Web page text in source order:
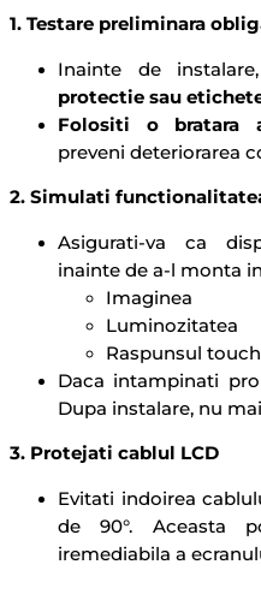
1. Testare preliminara
Inainte de
protectie sau
Folositi o bratara
preveni deteriorarea
2. Simulati
Asigurati-va ca
inainte de a-l monta
Imaginea
Luminozitatea
Raspunsul
Daca intampinati
Dupa instalare, nu
3. Protejati cablul LCD
Evitati indoirea
de 90°. Aceasta
iremediabila a